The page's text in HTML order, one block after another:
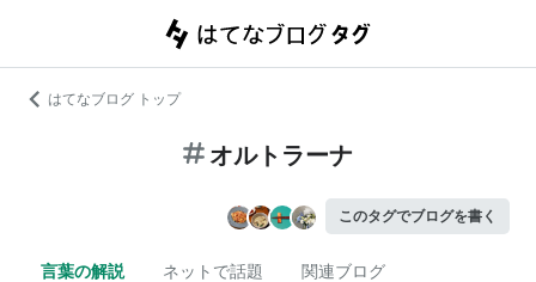
はてなブログ トップ
オルトラーナ
このタグでブログを書く
言葉の解説 ネットで話題 関連ブログ